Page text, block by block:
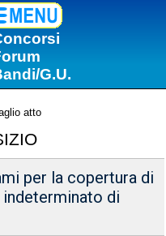
G.U.
atto
per la copertura di
di